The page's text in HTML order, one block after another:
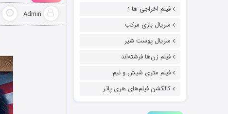
فیلم اخراجی ها ۱
سریال بازی مرکب
سریال پوست شیر
فیلم زن‌ها فرشته‌اند
فیلم متری شیش و نیم
کالکشن فیلم‌های هری پاتر
Admin